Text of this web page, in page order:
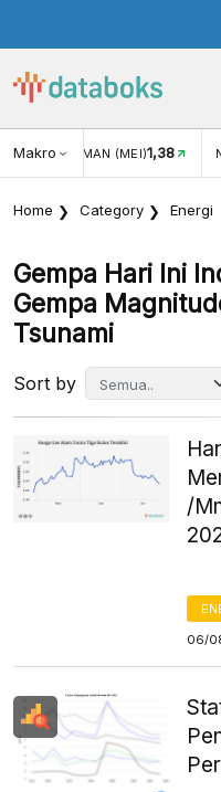
Makro
NILAI TUKAR USD/IDR17.908
Home Category Energi
Gempa Hari Ini
Gempa
Tsunami
Sort by
/
06/